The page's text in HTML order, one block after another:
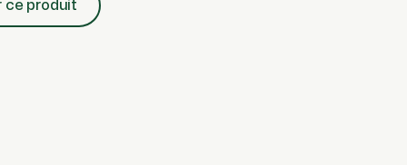
ce produit